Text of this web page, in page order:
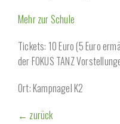
Mehr zur Schule
Tickets: 10 Euro (5 Euro
der FOKUS TANZ
Ort: Kampnagel K2
← zurück